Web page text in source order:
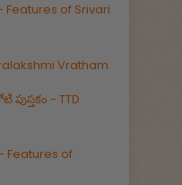
Features of Srivari
Vratham
పుస్తకం - TTD
Features of